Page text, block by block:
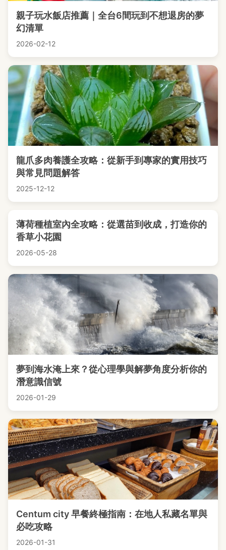
親子玩水飯店推薦｜全台6間玩到不想退房的夢
幻清單
2026-02-12
龍爪多肉養護全攻略：從新手到專家的實用技巧
與常見問題解答
2025-12-12
薄荷種植室內全攻略：從選苗到收成，打造你的
香草小花園
2026-05-28
夢到海水淹上來？從心理學與解夢角度分析你的
潛意識信號
2026-01-29
Centum city 早餐終極指南：在地人私藏名單與
必吃攻略
2026-01-31